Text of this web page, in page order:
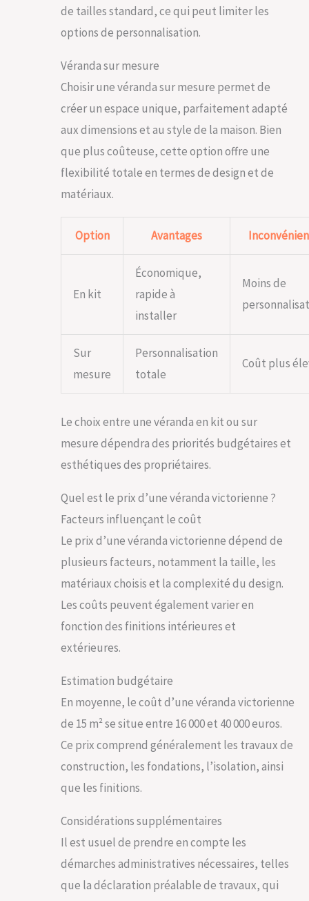
de tailles standard, ce qui peut limiter les
options de personnalisation.
Véranda sur mesure
Choisir une véranda sur mesure permet de
créer un espace unique, parfaitement adapté
aux dimensions et au style de la maison. Bien
que plus coûteuse, cette option offre une
flexibilité totale en termes de design et de
matériaux.
Option Avantages
En kit
Économique,
rapide à
installer
Moins de
Sur
mesure
Personnalisation
totale
Coût plus
Le choix entre une véranda en kit ou sur
mesure dépendra des priorités budgétaires et
esthétiques des propriétaires.
Quel est le prix d’une véranda victorienne ?
Facteurs influençant le coût
Le prix d’une véranda victorienne dépend de
plusieurs facteurs, notamment la taille, les
matériaux choisis et la complexité du design.
Les coûts peuvent également varier en
fonction des finitions intérieures et
extérieures.
Estimation budgétaire
En moyenne, le coût d’une véranda victorienne
de 15 m² se situe entre 16 000 et 40 000 euros.
Ce prix comprend généralement les travaux de
construction, les fondations, l’isolation, ainsi
que les finitions.
Considérations supplémentaires
Il est usuel de prendre en compte les
démarches administratives nécessaires, telles
que la déclaration préalable de travaux, qui